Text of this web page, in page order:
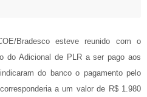
Bradesco esteve reunido com o
do Adicional de PLR a ser pago aos
do banco o pagamento pelo
a um valor de R$ 1.980